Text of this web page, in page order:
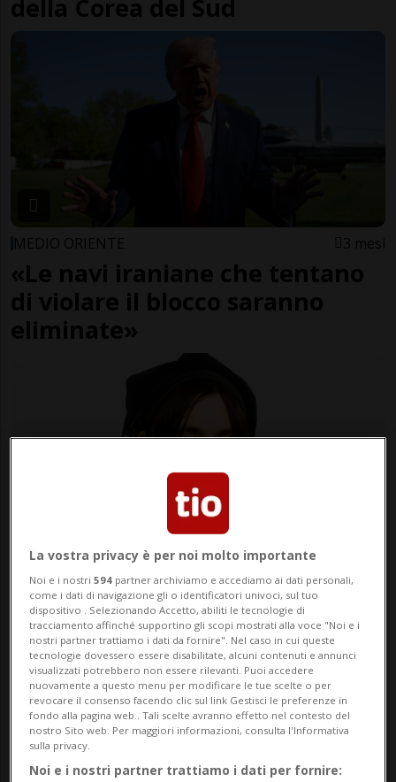
della Corea del Sud
MEDIO ORIENTE 3 mesi
«Le navi iraniane che tentano
di violare il blocco saranno
eliminate»
LUGANO 7 mesi
«Lugano? È un luogo a me caro.
E servirà per "prendere le
misure"»
La vostra privacy è per noi molto importante
Noi e i nostri594 partner archiviamo e accediamo ai dati personali,
come i dati di navigazione gli o identificatori univoci, sul tuo
dispositivo . Selezionando Accetto, abiliti le tecnologie di
tracciamento affinché supportino gli scopi mostrati alla voce "Noi e i
nostri partner trattiamo i dati da fornire". Nel caso in cui queste
tecnologie dovessero essere disabilitate, alcuni contenuti e annunci
visualizzati potrebbero non essere rilevanti. Puoi accedere
nuovamente a questo menu per modificare le tue scelte o per
revocare il consenso facendo clic sul link Gestisci le preferenze in
fondo alla pagina web.. Tali scelte avranno effetto nel contesto del
nostro Sito web. Per maggiori informazioni, consulta l'Informativa
sulla privacy.
Noi e i nostri partner trattiamo i dati per fornire: